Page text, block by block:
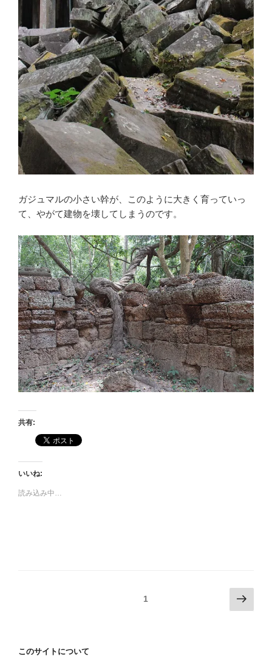
ガジュマルの小さい幹が、このように大きく育っていっ
て、やがて建物を壊してしまうのです。
共有:
いいね:
読み込み中…
ペ
1
次
の
このサイトについて